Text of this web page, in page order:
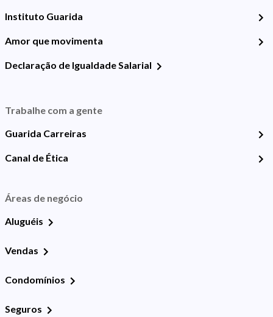
Instituto Guarida
Amor que movimenta
Declaração de Igualdade Salarial
Trabalhe com a gente
Guarida Carreiras
Canal de Ética
Áreas de negócio
Aluguéis
Vendas
Condomínios
Seguros